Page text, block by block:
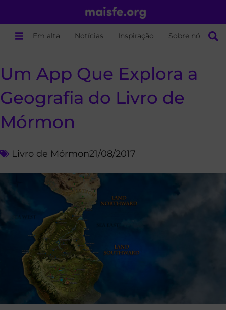
Em alta Notícias Inspiração Sobre nós
Um App Que Explora a
Geografia do Livro de
Mórmon
Livro de Mórmon21/08/2017